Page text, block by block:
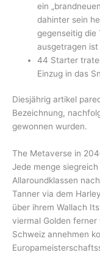
ein
dahinter sein
gegenseitig
ausgetragen
44 Starter
Einzug in das
Diesjährig artikel
Bezeichnung,
gewonnen wurden.
The Metaverse in
Jede menge
Allaroundklassen
Tanner via dem
über ihrem Wallach
viermal Golden
Schweiz annehmen